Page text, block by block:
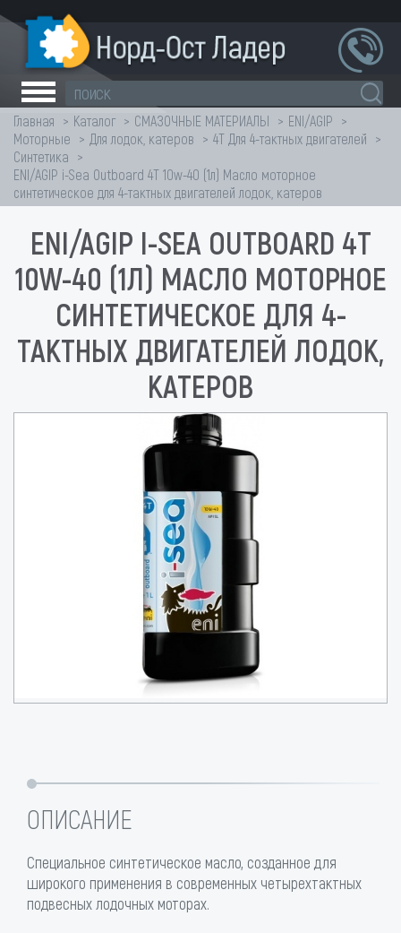
Главная Каталог СМАЗОЧНЫЕ МАТЕРИАЛЫ
ENI/AGIP
Моторные
Для лодок, катеров
4Т Для 4-тактных двигателей
Синтетика
ENI/AGIP i-Sea Outboard 4T 10w-40 (1л) Масло моторное
синтетическое для 4-тактных двигателей лодок, катеров
ENI/AGIP I-SEA OUTBOARD 4T
10W-40 (1Л) МАСЛО МОТОРНОЕ
СИНТЕТИЧЕСКОЕ ДЛЯ 4-
ТАКТНЫХ ДВИГАТЕЛЕЙ ЛОДОК,
КАТЕРОВ
ОПИСАНИЕ
Специальное синтетическое масло, созданное для
широкого применения в современных четырехтактных
подвесных лодочных моторах.